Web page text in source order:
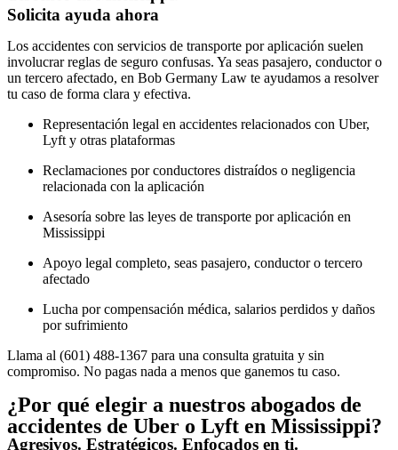
Solicita ayuda ahora
Los accidentes con servicios de transporte por aplicación suelen
involucrar reglas de seguro confusas. Ya seas pasajero, conductor o
un tercero afectado, en Bob Germany Law te ayudamos a resolver
tu caso de forma clara y efectiva.
Representación legal en accidentes relacionados con Uber,
Lyft y otras plataformas
Reclamaciones por conductores distraídos o negligencia
relacionada con la aplicación
Asesoría sobre las leyes de transporte por aplicación en
Mississippi
Apoyo legal completo, seas pasajero, conductor o tercero
afectado
Lucha por compensación médica, salarios perdidos y daños
por sufrimiento
Llama al (601) 488-1367 para una consulta gratuita y sin
compromiso. No pagas nada a menos que ganemos tu caso.
¿Por qué elegir a nuestros abogados de
accidentes de Uber o Lyft en Mississippi?
Agresivos. Estratégicos. Enfocados en ti.